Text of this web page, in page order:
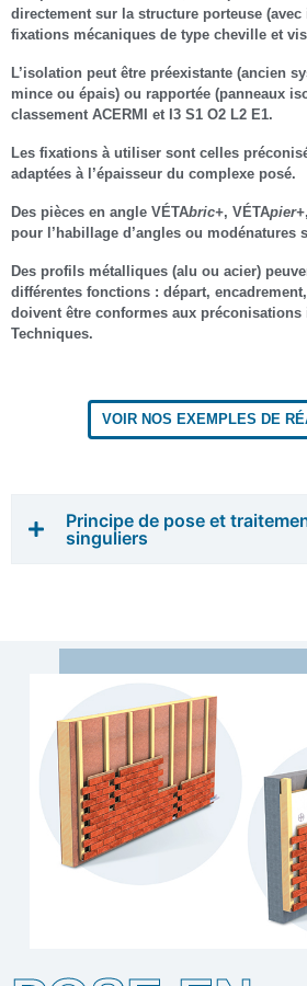
directement sur la structure porteuse
fixations mécaniques de type cheville et
L’isolation peut être préexistante (ancien
mince ou épais) ou rapportée (panneaux
classement ACERMI et I3 S1 O2 L2 E1.
Les fixations à utiliser sont celles
adaptées à l’épaisseur du complexe posé.
Des pièces en angle VÉTAbric+, VÉTApier+
pour l’habillage d’angles ou modénatures
Des profils métalliques (alu ou acier)
différentes fonctions : départ,
doivent être conformes aux
Techniques.
VOIR NOS EXEMPLES DE
Principe de pose et
singuliers